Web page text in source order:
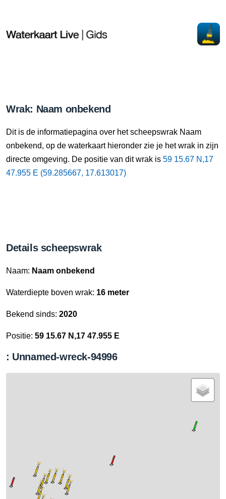
Wrak: Naam onbekend
Dit is de informatiepagina over het scheepswrak Naam
onbekend, op de waterkaart hieronder zie je het wrak in zijn
directe omgeving. De positie van dit wrak is 59 15.67 N,17
47.955 E (59.285667, 17.613017)
Details scheepswrak
Naam: Naam onbekend
Waterdiepte boven wrak: 16 meter
Bekend sinds: 2020
Positie: 59 15.67 N,17 47.955 E
: Unnamed-wreck-94996